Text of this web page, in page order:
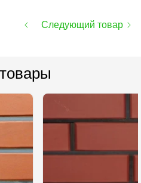
Следующий товар